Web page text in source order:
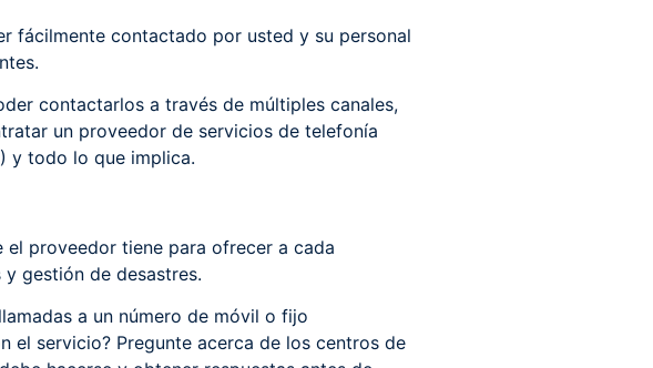
fácilmente contactado por usted y su personal
contactarlos a través de múltiples canales,
un proveedor de servicios de telefonía
y todo lo que implica.
proveedor tiene para ofrecer a cada
gestión de desastres.
a un número de móvil o fijo
el servicio? Pregunte acerca de los centros de